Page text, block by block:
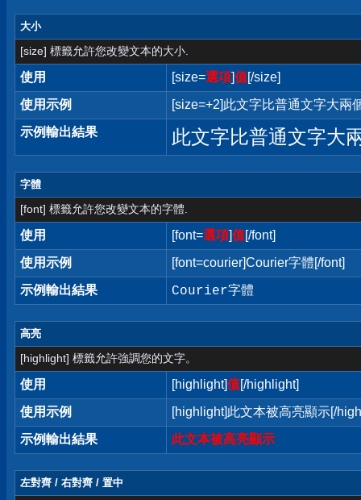
大小
[size] 標籤允許您改變文本的大小.
使用 [size=選項]值[/size]
使用示例
[size=+2]此文字比普通文字大兩
示例輸出結果
此文字比普通文字大
字體
[font] 標籤允許您改變文本的字體.
使用 [font=選項]值[/font]
使用示例
[font=courier]Courier字體[/font]
示例輸出結果
Courier字體
高亮
[highlight] 標籤允許強調您的文字。
使用 [highlight]值[/highlight]
使用示例
[highlight]此文本被高亮顯示[/
示例輸出結果
此文本被高亮顯示
左對齊 / 右對齊 / 置中